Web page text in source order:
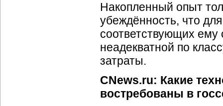
Накопленный опыт
убеждённость, что
соответствующих ему
неадекватной по
затраты.
CNews.ru: Какие
востребованы в